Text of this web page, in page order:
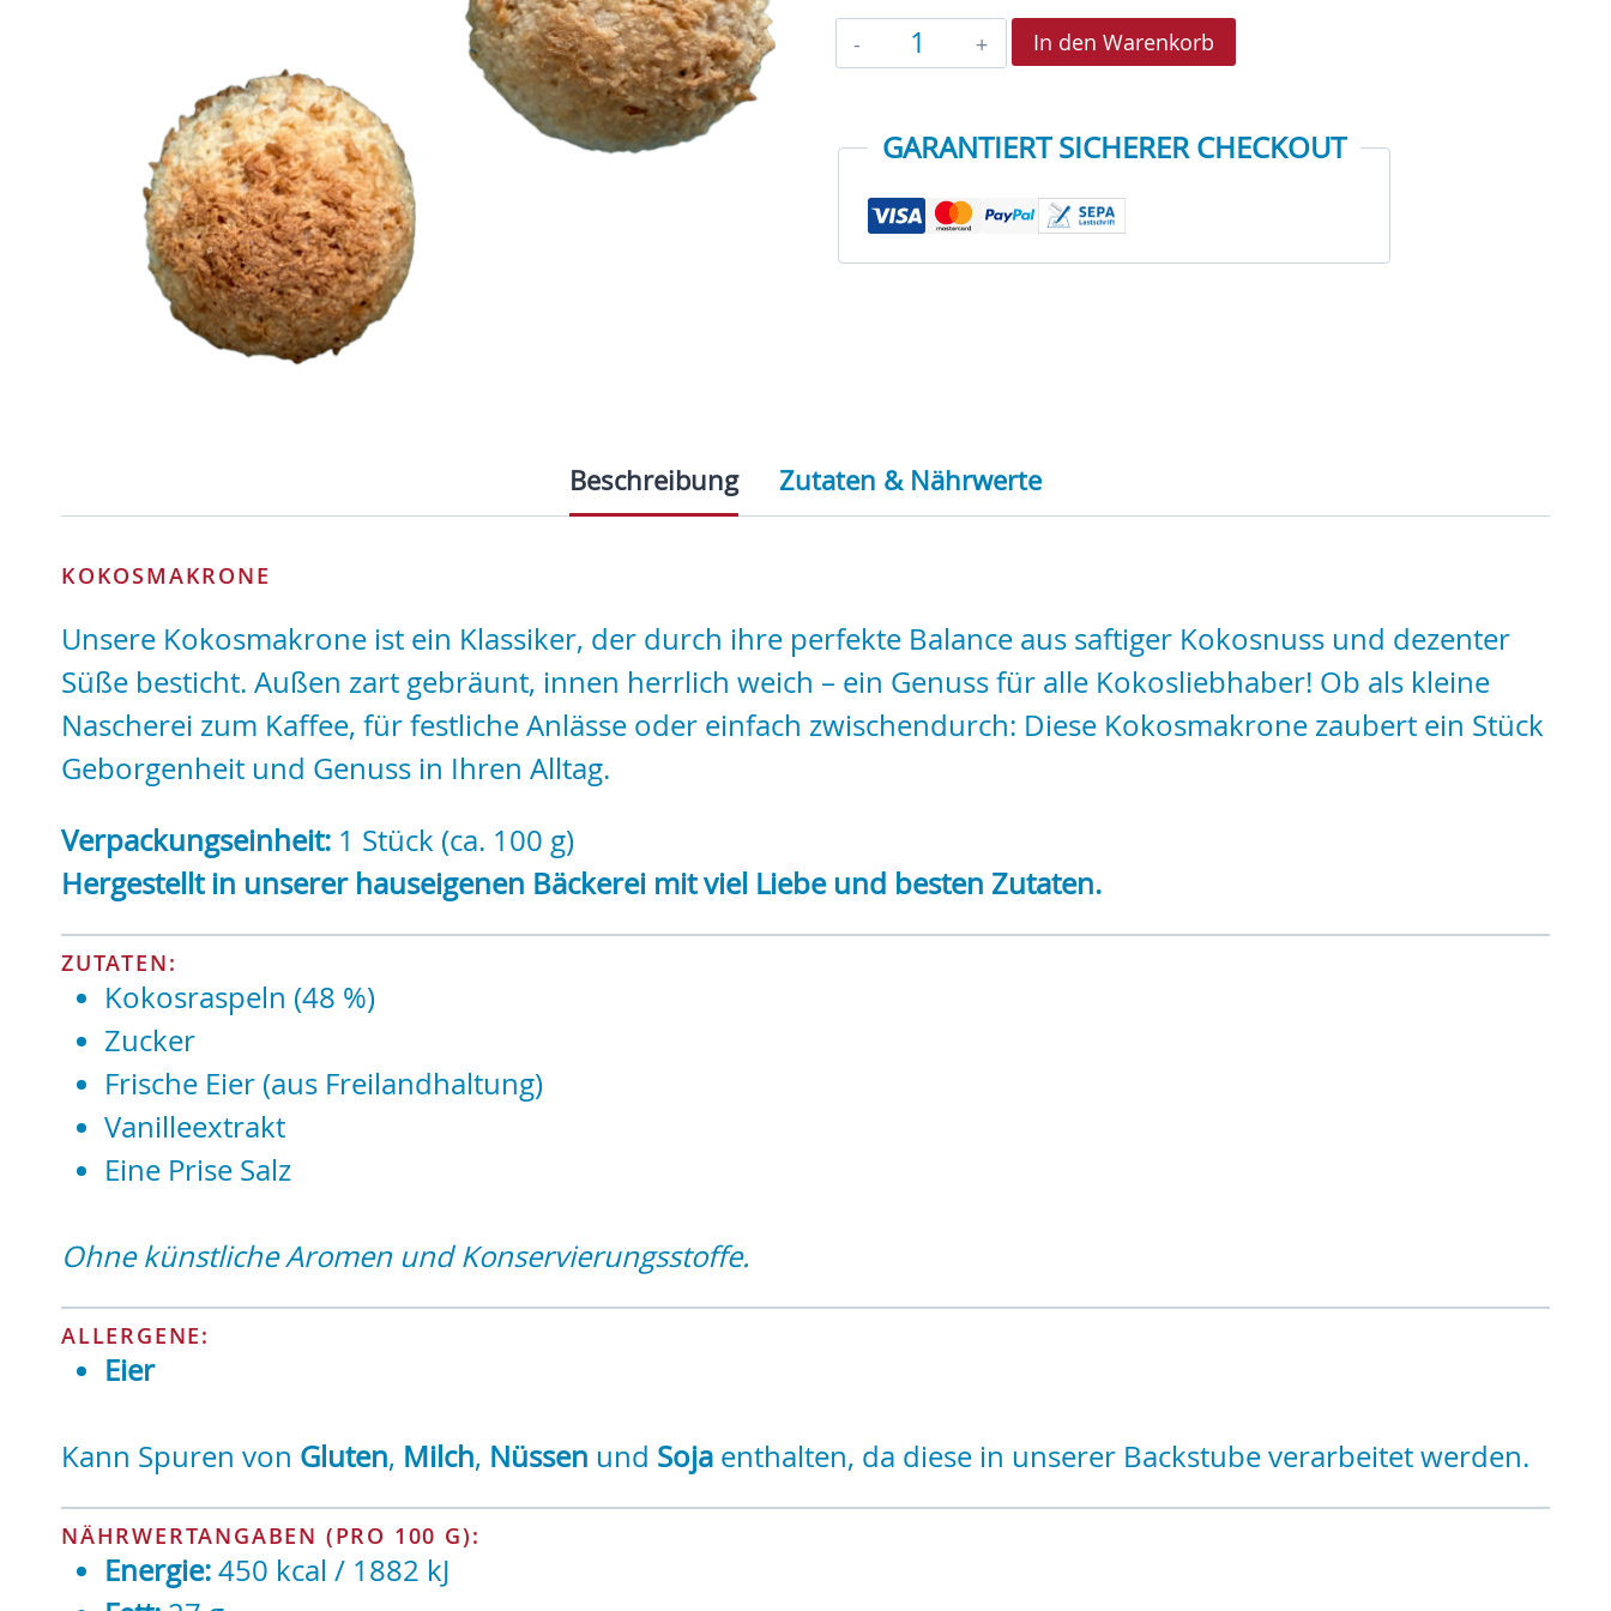
KokosmakroneIn den Warenkorb
GARANTIERT SICHERER CHECKOUT
Beschreibung Zutaten & Nährwerte
KOKOSMAKRONE
Unsere Kokosmakrone ist ein Klassiker, der durch ihre perfekte Balance aus saftiger Kokosnuss und dezenter
Süße besticht. Außen zart gebräunt, innen herrlich weich – ein Genuss für alle Kokosliebhaber! Ob als kleine
Nascherei zum Kaffee, für festliche Anlässe oder einfach zwischendurch: Diese Kokosmakrone zaubert ein Stück
Geborgenheit und Genuss in Ihren Alltag.
Verpackungseinheit: 1 Stück (ca. 100 g)
Hergestellt in unserer hauseigenen Bäckerei mit viel Liebe und besten Zutaten.
ZUTATEN:
Kokosraspeln (48 %)
Zucker
Frische Eier (aus Freilandhaltung)
Vanilleextrakt
Eine Prise Salz
Ohne künstliche Aromen und Konservierungsstoffe.
ALLERGENE:
Eier
Kann Spuren von Gluten, Milch, Nüssen und Soja enthalten, da diese in unserer Backstube verarbeitet werden.
NÄHRWERTANGABEN (PRO 100 G):
Energie:450 kcal / 1882 kJ